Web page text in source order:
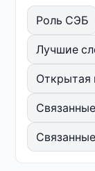
Роль СЭБ
Лучшие
Открытая